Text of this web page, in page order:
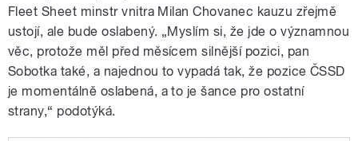
Fleet Sheet minstr vnitra Milan Chovanec kauzu zřejmě
ustojí, ale bude oslabený. „Myslím si, že jde o významnou
věc, protože měl před měsícem silnější pozici, pan
Sobotka také, a najednou to vypadá tak, že pozice ČSSD
je momentálně oslabená, a to je šance pro ostatní
strany,“ podotýká.